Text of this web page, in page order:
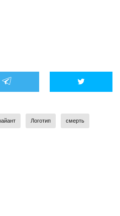
Логотип смерть